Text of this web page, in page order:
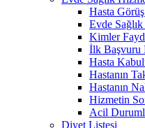
Hasta
Evde
Kimler
İlk Başvuru
Hasta
Hastanın
Hastanın
Hizmetin
Acil
Diyet Listesi